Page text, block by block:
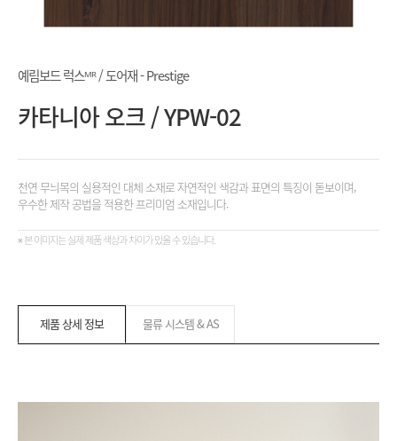
예림보드 럭스ᴹᴿ / 도어재 - Prestige
카타니아 오크 / YPW-02
천연 무늬목의 실용적인 대체 소재로 자연적인 색감과 표면의 특징이 돋보이며,
우수한 제작 공법을 적용한 프리미엄 소재입니다.
※ 본 이미지는 실제 제품 색상과 차이가 있을 수 있습니다.
제품 상세 정보 물류 시스템 & AS